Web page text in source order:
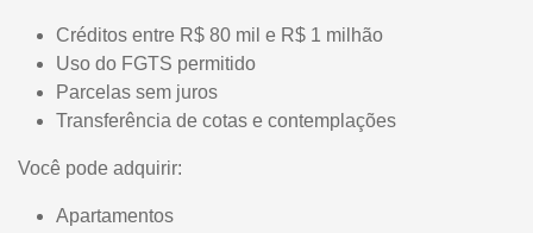
Créditos entre R$ 80 mil e R$ 1 milhão
Uso do FGTS permitido
Parcelas sem juros
Transferência de cotas e contemplações
Você pode adquirir:
Apartamentos